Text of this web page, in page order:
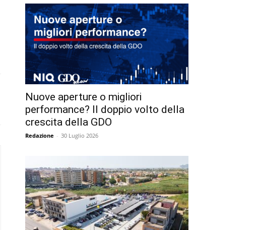
Nuove aperture o migliori
performance? Il doppio volto della
crescita della GDO
Redazione - 30 Luglio 2026